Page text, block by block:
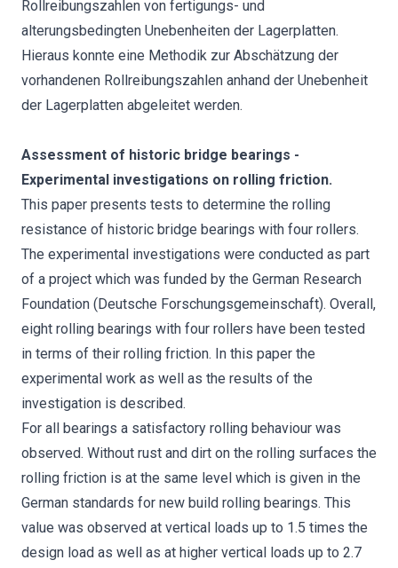
Rollreibungszahlen von fertigungs- und
alterungsbedingten Unebenheiten der Lagerplatten.
Hieraus konnte eine Methodik zur Abschätzung der
vorhandenen Rollreibungszahlen anhand der Unebenheit
der Lagerplatten abgeleitet werden.
Assessment of historic bridge bearings -
Experimental investigations on rolling friction.
This paper presents tests to determine the rolling
resistance of historic bridge bearings with four rollers.
The experimental investigations were conducted as part
of a project which was funded by the German Research
Foundation (Deutsche Forschungsgemeinschaft). Overall,
eight rolling bearings with four rollers have been tested
in terms of their rolling friction. In this paper the
experimental work as well as the results of the
investigation is described.
For all bearings a satisfactory rolling behaviour was
observed. Without rust and dirt on the rolling surfaces the
rolling friction is at the same level which is given in the
German standards for new build rolling bearings. This
value was observed at vertical loads up to 1.5 times the
design load as well as at higher vertical loads up to 2.7